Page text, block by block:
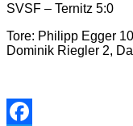
SVSF – Ternitz 5:0
Tore: Philipp Egger
Dominik Riegler 2,